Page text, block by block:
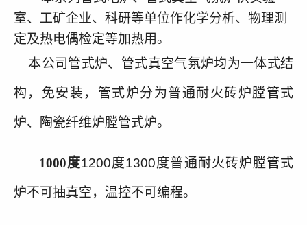
室、工矿企业、科研等单位作化学分析、物理测
定及热电偶检定等加热用。
本公司管式炉、管式真空气氛炉均为一体式结
构，免安装，管式炉分为普通耐火砖炉膛管式
炉、陶瓷纤维炉膛管式炉。
1000度1200度1300度普通耐火砖炉膛管式
炉不可抽真空，温控不可编程。